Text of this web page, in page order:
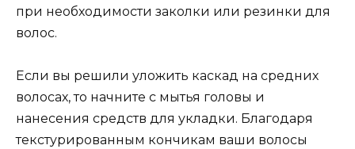
при необходимости заколки или резинки для
волос.
Если вы решили уложить каскад на средних
волосах, то начните с мытья головы и
нанесения средств для укладки. Благодаря
текстурированным кончикам ваши волосы